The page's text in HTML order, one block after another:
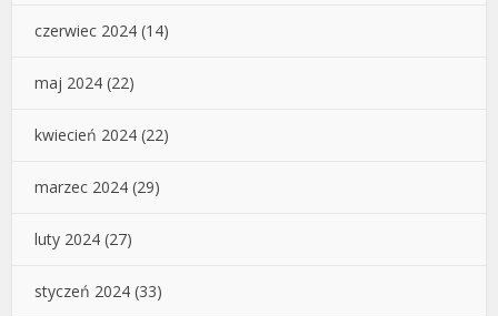
czerwiec 2024 (14)
maj 2024 (22)
kwiecień 2024 (22)
marzec 2024 (29)
luty 2024 (27)
styczeń 2024 (33)